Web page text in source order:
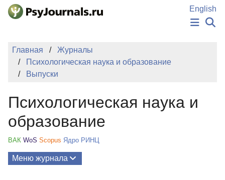
Перейти к основному содержанию
English
НОВОСТИ
ИЗДАНИЯ
АВТОРЫ
КЛЮЧЕВЫЕ СЛОВА
Главная
Журналы
Психологическая наука и образование
Выпуски
Психологическая наука и
образование
ВАК WoS Scopus Ядро РИНЦ
Меню журнала